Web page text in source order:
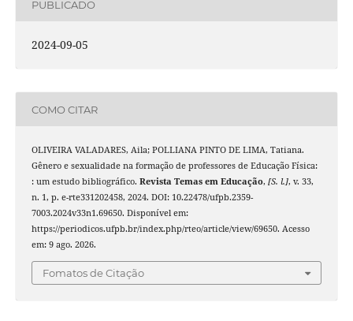
PUBLICADO
2024-09-05
COMO CITAR
OLIVEIRA VALADARES, Aila; POLLIANA PINTO DE LIMA, Tatiana.
Gênero e sexualidade na formação de professores de Educação Física:
: um estudo bibliográfico. Revista Temas em Educação, [S. l.], v. 33,
n. 1, p. e-rte331202458, 2024. DOI: 10.22478/ufpb.2359-
7003.2024v33n1.69650. Disponível em:
https://periodicos.ufpb.br/index.php/rteo/article/view/69650. Acesso
em: 9 ago. 2026.
Fomatos de Citação